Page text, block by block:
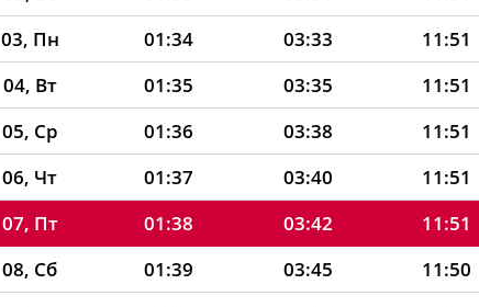
03, Пн
01:34 03:33 11:51
04, Вт
01:35 03:35 11:51
05, Ср
01:36 03:38 11:51
06, Чт
01:37 03:40 11:51
07, Пт
01:38 03:42 11:51
08, Сб
01:39 03:45 11:50